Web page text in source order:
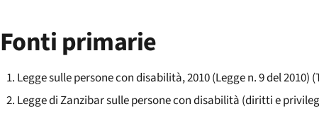
Fonti primarie
Legge sulle persone con disabilità, 2010 (Legge n. 9 del
Legge di Zanzibar sulle persone con disabilità (diritti e